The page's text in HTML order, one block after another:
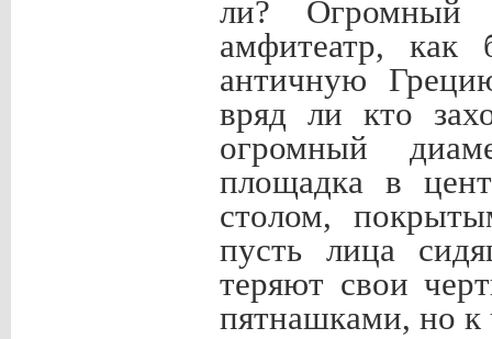
ли? Огромный
амфитеатр, как
античную
вряд ли кто
огромный
площадка в
столом,
пусть лица
теряют свои
пятнашками, но к